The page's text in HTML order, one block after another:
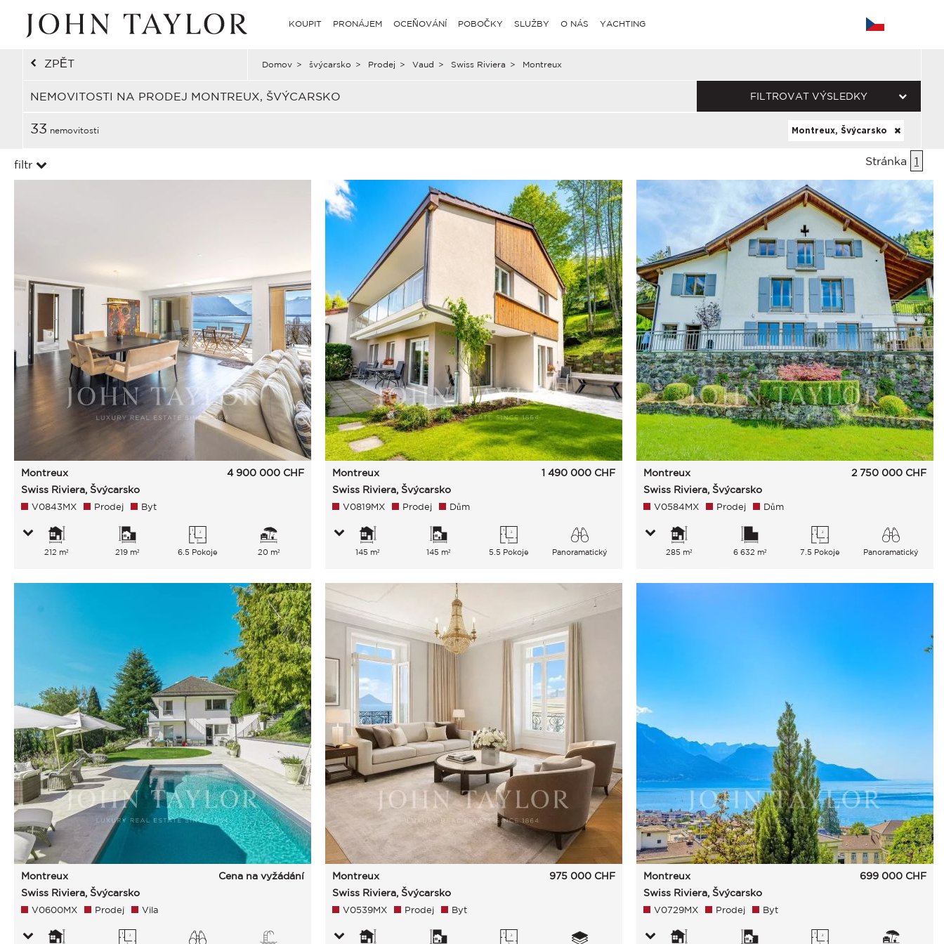
KOUPIT PRONÁJEM OCEŇOVÁNÍ POBOČKY SLUŽBY O NÁS YACHTING
ZPĚT Domov > švýcarsko > Prodej > Vaud > Swiss Riviera > Montreux
NEMOVITOSTI NA PRODEJ MONTREUX, ŠVÝCARSKO FILTROVAT VÝSLEDKY
33 nemovitosti Montreux, Švýcarsko
filtr Stránka 1
Montreux
Swiss Riviera, Švýcarsko
4 900 000 CHF
V0843MX Prodej Byt
212 m² 219 m² 6.5 Pokoje 20 m²
Montreux
Swiss Riviera, Švýcarsko
1 490 000 CHF
V0819MX Prodej Dům
145 m² 145 m² 5.5 Pokoje Panoramatický
Montreux
Swiss Riviera, Švýcarsko
2 750 000 CHF
V0584MX Prodej Dům
285 m² 6 632 m² 7.5 Pokoje
Panoramatický
Montreux
Swiss Riviera, Švýcarsko
Cena na vyžádání
V0600MX Prodej Vila
Montreux
Swiss Riviera, Švýcarsko
975 000 CHF
V0539MX Prodej Byt
Montreux
Swiss Riviera, Švýcarsko
699 000 CHF
V0729MX Prodej Byt